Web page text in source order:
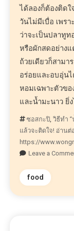
ได้ลองก็ต้องติด
วันไม่มีเบื่อ เพร
ว่าจะเป็นปลาทู
หรือผักสดอย่างแ
ถ้วยเดียวก็สามา
อร่อยและอบอุ่น
หอมเฉพาะตัวขอ
และน้ำมะนาว ยิ่
ซอสกะปิ ,วิธีทำ
แล้วจะติดใจ! อ่านต่
https://
Leave a
food